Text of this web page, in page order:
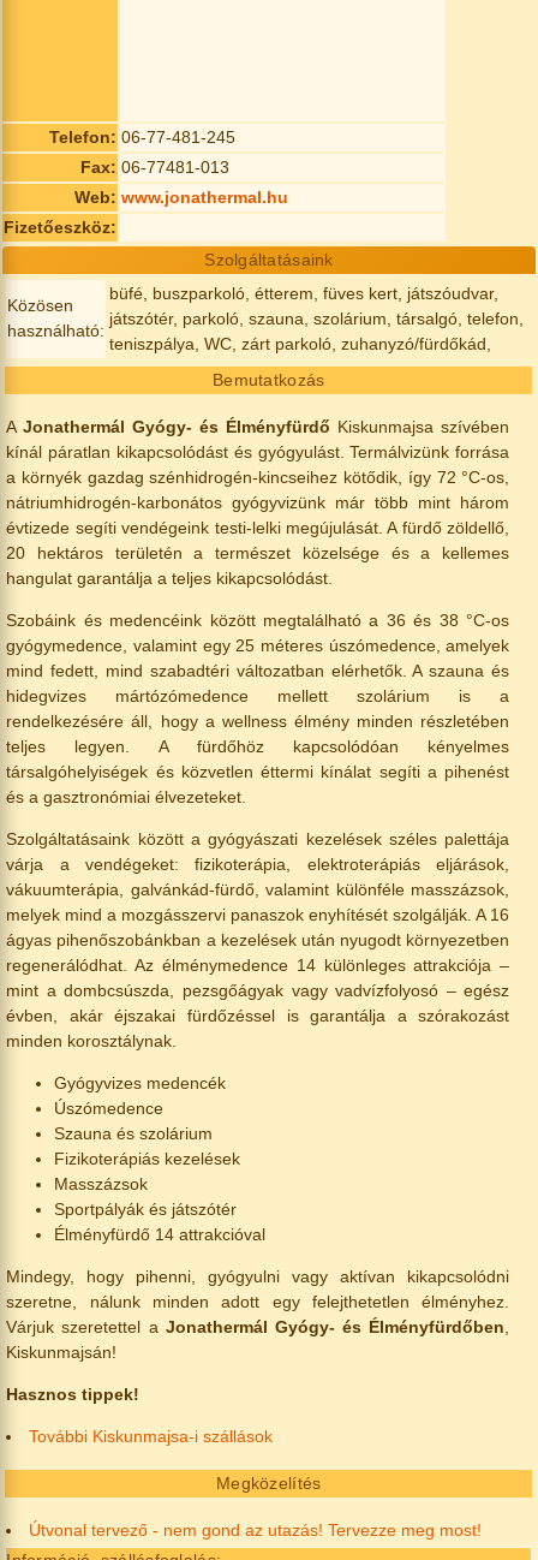
Telefon: 06-77-481-245
Fax: 06-77481-013
Web: www.jonathermal.hu
Fizetőeszköz:
Szolgáltatásaink
Közösen
használható:
büfé, buszparkoló, étterem, füves kert, játszóudvar,
játszótér, parkoló, szauna, szolárium, társalgó, telefon,
teniszpálya, WC, zárt parkoló, zuhanyzó/fürdőkád,
Bemutatkozás
AJonathermál Gyógy- és Élményfürdő Kiskunmajsa szívében
kínál páratlan kikapcsolódást és gyógyulást. Termálvizünk forrása
a környék gazdag szénhidrogén-kincseihez kötődik, így 72 °C-os,
nátriumhidrogén-karbonátos gyógyvizünk már több mint három
évtizede segíti vendégeink testi-lelki megújulását. A fürdő zöldellő,
20 hektáros területén a természet közelsége és a kellemes
hangulat garantálja a teljes kikapcsolódást.
Szobáink és medencéink között megtalálható a 36 és 38 °C-os
gyógymedence, valamint egy 25 méteres úszómedence, amelyek
mind fedett, mind szabadtéri változatban elérhetők. A szauna és
hidegvizes mártózómedence mellett szolárium is a
rendelkezésére áll, hogy a wellness élmény minden részletében
teljes legyen. A fürdőhöz kapcsolódóan kényelmes
társalgóhelyiségek és közvetlen éttermi kínálat segíti a pihenést
és a gasztronómiai élvezeteket.
Szolgáltatásaink között a gyógyászati kezelések széles palettája
várja a vendégeket: fizikoterápia, elektroterápiás eljárások,
vákuumterápia, galvánkád-fürdő, valamint különféle masszázsok,
melyek mind a mozgásszervi panaszok enyhítését szolgálják. A 16
ágyas pihenőszobánkban a kezelések után nyugodt környezetben
regenerálódhat. Az élménymedence 14 különleges attrakciója –
mint a dombcsúszda, pezsgőágyak vagy vadvízfolyosó – egész
évben, akár éjszakai fürdőzéssel is garantálja a szórakozást
minden korosztálynak.
Gyógyvizes medencék
Úszómedence
Szauna és szolárium
Fizikoterápiás kezelések
Masszázsok
Sportpályák és játszótér
Élményfürdő 14 attrakcióval
Mindegy, hogy pihenni, gyógyulni vagy aktívan kikapcsolódni
szeretne, nálunk minden adott egy felejthetetlen élményhez.
Várjuk szeretettel a Jonathermál Gyógy- és Élményfürdőben
Kiskunmajsán!
Hasznos tippek!
További Kiskunmajsa-i szállások
Megközelítés
Útvonal tervező - nem gond az utazás! Tervezze meg most!